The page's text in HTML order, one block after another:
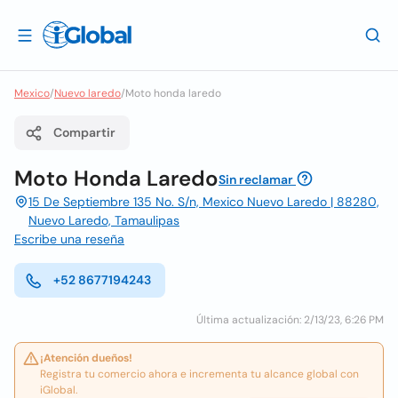
Mexico/Nuevo laredo/Moto honda laredo
Compartir
Moto Honda LaredoSin reclamar
15 De Septiembre 135 No. S/n, Mexico Nuevo Laredo | 88280,
Nuevo Laredo, Tamaulipas
Escribe una reseña
+52 8677194243
Última actualización: 2/13/23, 6:26 PM
¡Atención dueños!
Registra tu comercio ahora e incrementa tu alcance global con
iGlobal.